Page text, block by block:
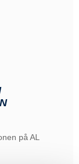
på AL